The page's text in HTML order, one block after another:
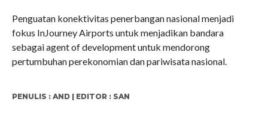
Penguatan konektivitas penerbangan nasional menjadi
fokus InJourney Airports untuk menjadikan bandara
sebagai agent of development untuk mendorong
pertumbuhan perekonomian dan pariwisata nasional.
PENULIS : AND | EDITOR : SAN